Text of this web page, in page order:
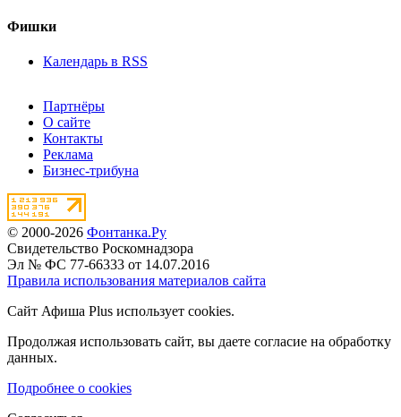
Фишки
Календарь в RSS
Партнёры
О сайте
Контакты
Реклама
Бизнес-трибуна
© 2000-2026 Фонтанка.Ру
Свидетельство Роскомнадзора
Эл № ФС 77-66333 от 14.07.2016
Правила использования материалов сайта
Сайт Афиша Plus использует cookies.
Продолжая использовать сайт, вы даете согласие на обработку
данных.
Подробнее о cookies